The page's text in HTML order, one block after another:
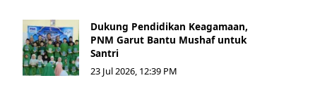
Dukung Pendidikan Keagamaan,
PNM Garut Bantu Mushaf untuk
Santri
23 Jul 2026, 12:39 PM